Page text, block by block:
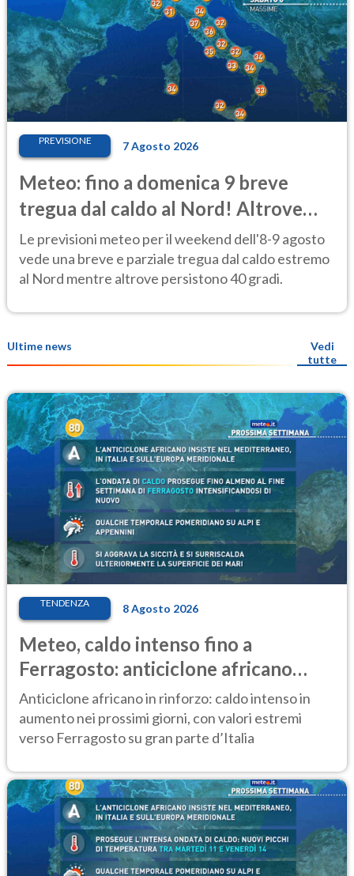
PREVISIONE 7 Agosto 2026
Meteo: fino a domenica 9 breve
tregua dal caldo al Nord! Altrove
calura e afa
Le previsioni meteo per il weekend dell'8-9 agosto
vede una breve e parziale tregua dal caldo estremo
al Nord mentre altrove persistono 40 gradi.
Ultime news
Vedi
tutte
TENDENZA 8 Agosto 2026
Meteo, caldo intenso fino a
Ferragosto: anticiclone africano
ancora protagonista
Anticiclone africano in rinforzo: caldo intenso in
aumento nei prossimi giorni, con valori estremi
verso Ferragosto su gran parte d’Italia